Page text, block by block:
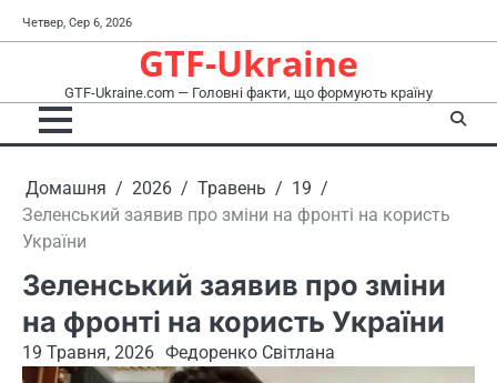
до
Четвер, Сер 6, 2026
GTF-Ukraine
GTF-Ukraine.com — Головні факти, що формують країну
Домашня 2026 Травень
19
Зеленський заявив про зміни на фронті на користь
України
Зеленський заявив про зміни
на фронті на користь України
19 Травня, 2026 Федоренко Світлана